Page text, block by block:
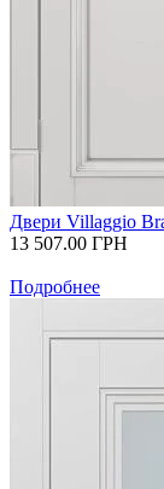
Двери Villaggio
13 507.00 ГРН
Подробнее